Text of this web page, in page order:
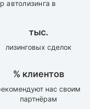
автолизинга в
тыс.
лизинговых сделок
% клиентов
нас своим
партнёрам